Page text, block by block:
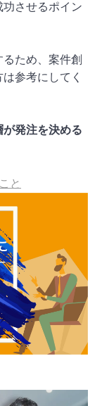
させるポイン
ため、案件創
参考にしてく
発注を決める
と